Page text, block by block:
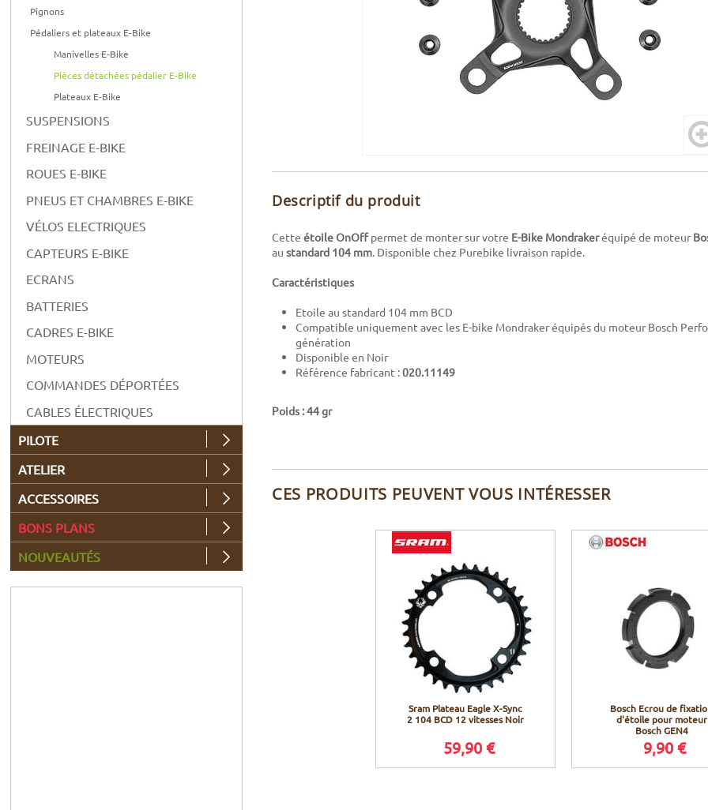
Descriptif du produit
Cette étoile OnOffpermet de monter sur votre E-Bike Mondrakeréquipé de moteur
au standard 104 mm. Disponible chez Purebike livraison rapide.
Caractéristiques
Etoile au standard 104 mm BCD
Compatible uniquement avec les E-bike Mondraker équipés du moteur Bosch
génération
Disponible en Noir
Référence fabricant :020.11149
Poids : 44 gr
CES PRODUITS PEUVENT VOUS INTÉRESSER
Sram Plateau Eagle X-Sync
2 104 BCD 12 vitesses Noir
59,90 €
Bosch Ecrou de
d'étoile pour moteur
Bosch GEN4
9,90 €
Pignons
Pédaliers et plateaux E-Bike
Manivelles E-Bike
Pièces détachées pédalier E-Bike
Plateaux E-Bike
SUSPENSIONS
FREINAGE E-BIKE
ROUES E-BIKE
PNEUS ET CHAMBRES E-BIKE
VÉLOS ELECTRIQUES
CAPTEURS E-BIKE
ECRANS
BATTERIES
CADRES E-BIKE
MOTEURS
COMMANDES DÉPORTÉES
CABLES ÉLECTRIQUES
PILOTE
ATELIER
ACCESSOIRES
BONS PLANS
NOUVEAUTÉS